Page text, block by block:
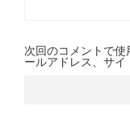
次回のコメントで
ールアドレス、サイ